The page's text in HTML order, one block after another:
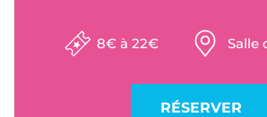
8€ à 22€ Salle
RÉSERVER